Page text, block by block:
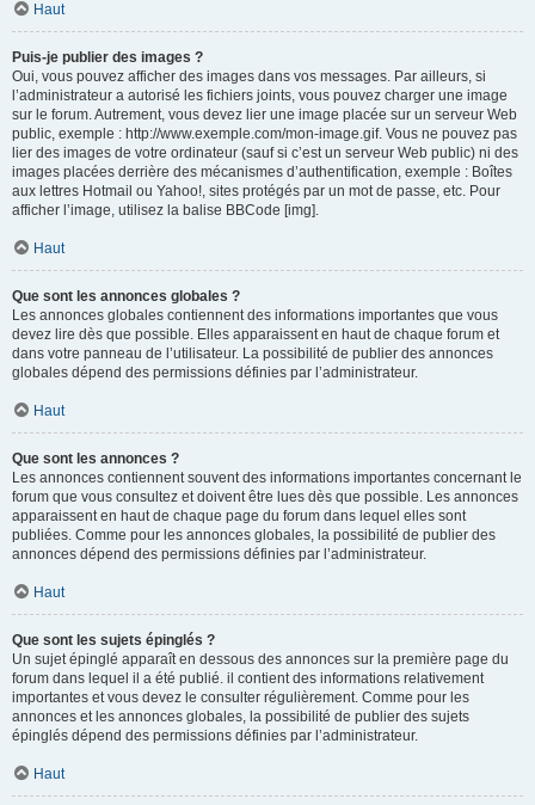
Haut
Puis-je publier des images ?
Oui, vous pouvez afficher des images dans vos messages. Par ailleurs, si
l’administrateur a autorisé les fichiers joints, vous pouvez charger une image
sur le forum. Autrement, vous devez lier une image placée sur un serveur Web
public, exemple : http://www.exemple.com/mon-image.gif. Vous ne pouvez pas
lier des images de votre ordinateur (sauf si c’est un serveur Web public) ni des
images placées derrière des mécanismes d’authentification, exemple : Boîtes
aux lettres Hotmail ou Yahoo!, sites protégés par un mot de passe, etc. Pour
afficher l’image, utilisez la balise BBCode [img].
Haut
Que sont les annonces globales ?
Les annonces globales contiennent des informations importantes que vous
devez lire dès que possible. Elles apparaissent en haut de chaque forum et
dans votre panneau de l’utilisateur. La possibilité de publier des annonces
globales dépend des permissions définies par l’administrateur.
Haut
Que sont les annonces ?
Les annonces contiennent souvent des informations importantes concernant le
forum que vous consultez et doivent être lues dès que possible. Les annonces
apparaissent en haut de chaque page du forum dans lequel elles sont
publiées. Comme pour les annonces globales, la possibilité de publier des
annonces dépend des permissions définies par l’administrateur.
Haut
Que sont les sujets épinglés ?
Un sujet épinglé apparaît en dessous des annonces sur la première page du
forum dans lequel il a été publié. il contient des informations relativement
importantes et vous devez le consulter régulièrement. Comme pour les
annonces et les annonces globales, la possibilité de publier des sujets
épinglés dépend des permissions définies par l’administrateur.
Haut